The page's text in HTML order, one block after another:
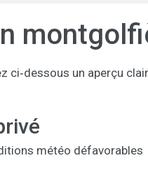
ci‑dessous un aperçu
météo défavorables